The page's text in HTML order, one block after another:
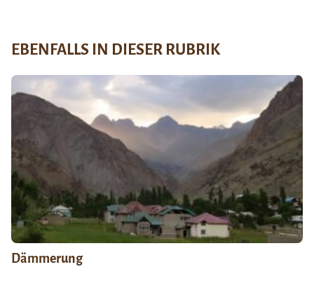
EBENFALLS IN DIESER RUBRIK
Dämmerung